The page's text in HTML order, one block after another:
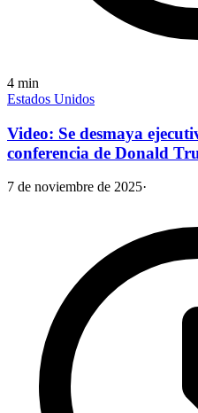
4 min
Estados Unidos
Video: Se desmaya
conferencia de Donald
7 de noviembre de 2025·